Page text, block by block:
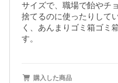
サイズで、職場で飴やチ
捨てるのに使ったりして
く、あんまりゴミ箱ゴミ
す。
購入した商品